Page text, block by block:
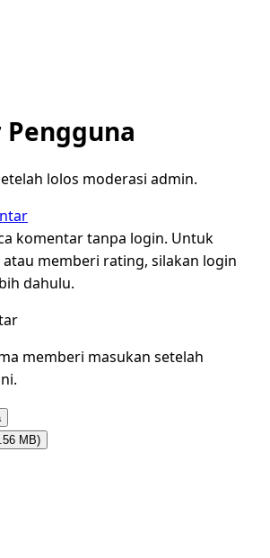
lolos moderasi admin.
komentar tanpa login. Untuk
memberi rating, silakan login
dahulu.
memberi masukan setelah
MB)